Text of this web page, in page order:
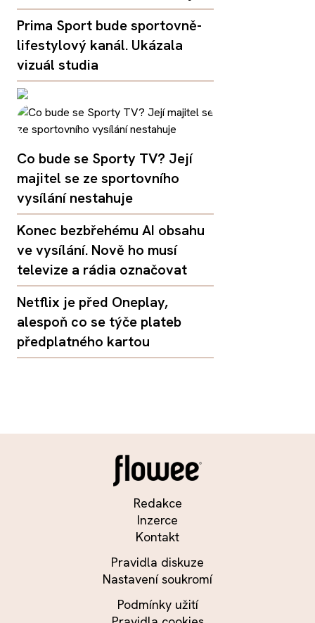
Prima Sport bude sportovně-
lifestylový kanál. Ukázala
vizuál studia
Co bude se Sporty TV? Její
majitel se ze sportovního
vysílání nestahuje
Konec bezbřehému AI obsahu
ve vysílání. Nově ho musí
televize a rádia označovat
Netflix je před Oneplay,
alespoň co se týče plateb
předplatného kartou
Redakce
Inzerce
Kontakt
Pravidla diskuze
Nastavení soukromí
Podmínky užití